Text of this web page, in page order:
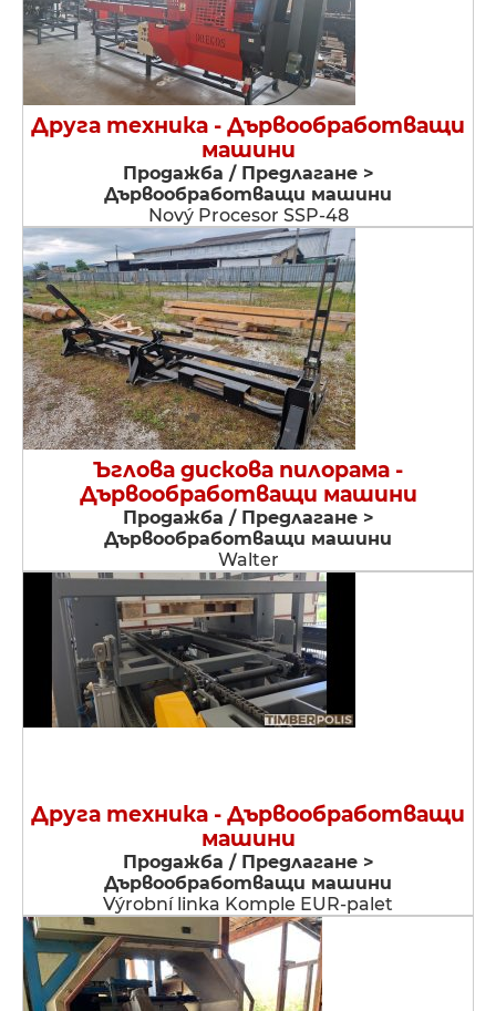
Друга техника - Дървообработващи
машини
Продажба / Предлагане >
Дървообработващи машини
Nový Procesor SSP-48
Ъглова дискова пилорама -
Дървообработващи машини
Продажба / Предлагане >
Дървообработващи машини
Walter
Друга техника - Дървообработващи
машини
Продажба / Предлагане >
Дървообработващи машини
Výrobní linka Komple EUR-palet